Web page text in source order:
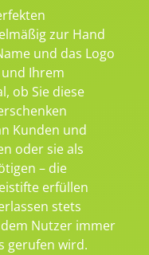
zur Hand
und das Logo
Ihrem
ob Sie diese
Kunden und
oder sie als
– die
erfüllen
stets
Nutzer immer
gerufen wird.